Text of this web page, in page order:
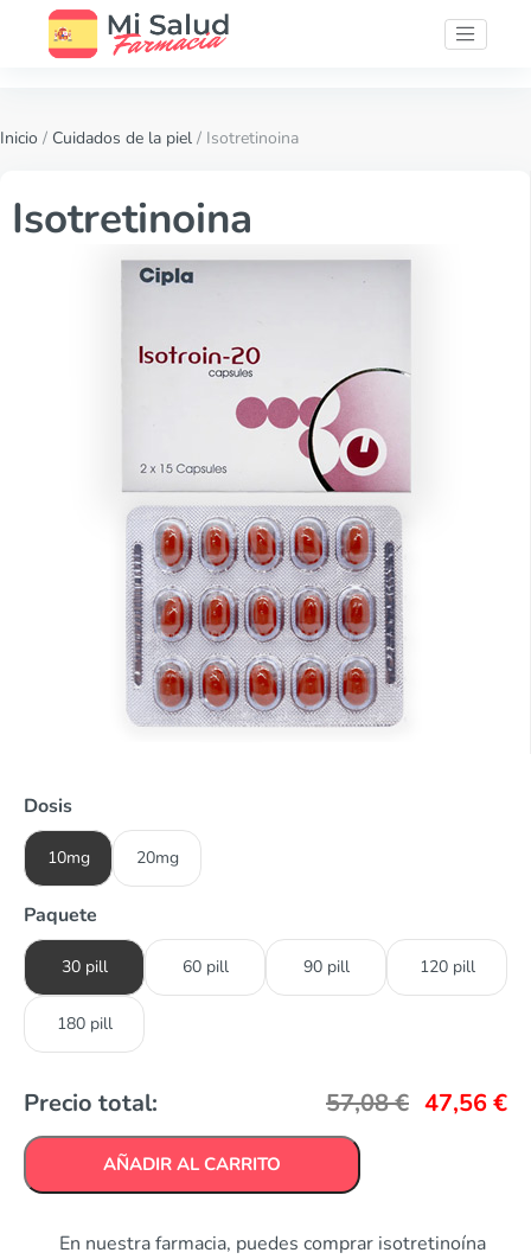
Inicio / Cuidados de la piel / Isotretinoina
Isotretinoina
Dosis
10mg 20mg
Paquete
30 pill 60 pill 90 pill 120 pill
180 pill
Precio total: 57,08€ 47,56€
AÑADIR AL CARRITO
En nuestra farmacia, puedes comprar isotretinoína